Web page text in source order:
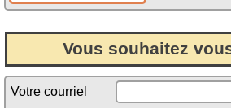
Vous souhaitez
Votre courriel